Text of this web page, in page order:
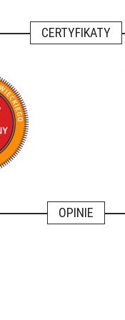
CERTYFIKATY
OPINIE